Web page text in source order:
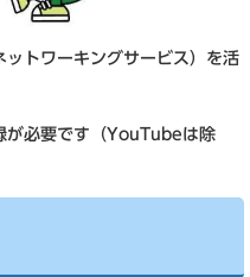
ットワーキングサービス）を活
が必要です（YouTubeは除